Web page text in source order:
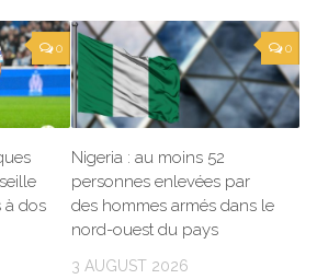
0
à dos
0
Nigeria : au moins 52
personnes enlevées par
des hommes armés dans le
nord-ouest du pays
3 AUGUST 2026